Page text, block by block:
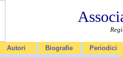
Autori Biografie Periodici